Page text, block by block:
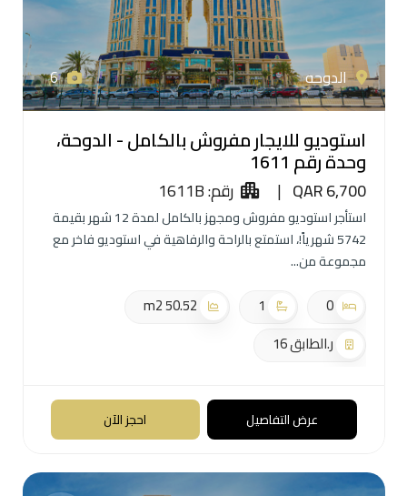
الدوحه 6
استوديو للايجار مفروش بالكامل - الدوحة،
وحدة رقم 1611
QAR 6,700
| رقم: 1611B
استأجر استوديو مفروش ومجهز بالكامل لمدة 12 شهر بقيمة
5742 شهرياً!، استمتع بالراحة والرفاهية في استوديو فاخر مع
مجموعة من
0
1
50.52 m2
ر.الطابق 16
عرض التفاصيل احجز الآن